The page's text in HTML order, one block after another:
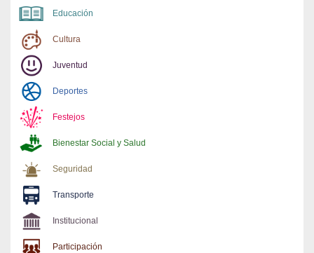
Educación
Cultura
Juventud
Deportes
Festejos
Bienestar Social y Salud
Seguridad
Transporte
Institucional
Participación